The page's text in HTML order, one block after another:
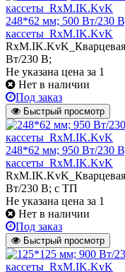
248*62 мм; 500 Вт/230
кассеты_RxM.IK.KvK
RxM.IK.KvK_Кварцевая
Вт/230 В;
Не указана цена за 1
Нет в наличии
Под заказ
Быстрый просмотр
248*62 мм; 950 Вт/230
кассеты_RxM.IK.KvK
RxM.IK.KvK_Кварцевая
Вт/230 В; с ТП
Не указана цена за 1
Нет в наличии
Под заказ
Быстрый просмотр